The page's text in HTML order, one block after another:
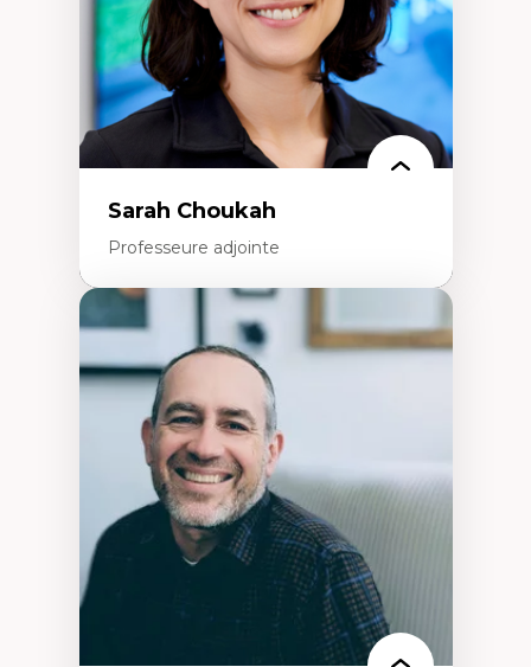
Sarah Choukah
Professeure adjointe
Expertises
Démocratisation des nouvelles
technologies et biotechnologies
Données ouvertes
Bioart, programmation et électronique
créatives
Histoire sociale et culturelle des
technologies numériques
Résistances et droits numériques
Internet des objets
Métavers
Problématiques relatives à l’intelligence
artificielle, l’apprentissage machine et les
Féminismes et nouvelles technologies